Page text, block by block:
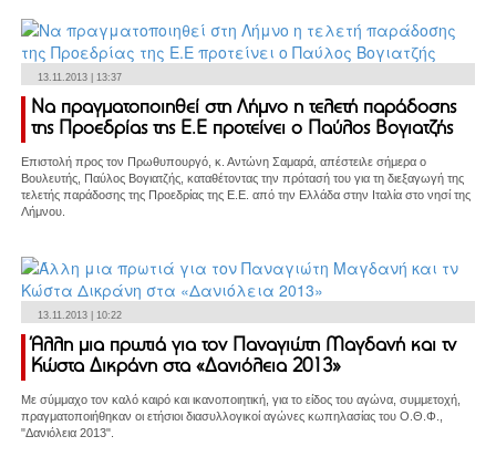
13.11.2013 | 13:37
Να πραγματοποιηθεί στη Λήμνο η τελετή παράδοσης
της Προεδρίας της Ε.Ε προτείνει ο Παύλος Βογιατζής
Επιστολή προς τον Πρωθυπουργό, κ. Αντώνη Σαμαρά, απέστειλε σήμερα ο
Βουλευτής, Παύλος Βογιατζής, καταθέτοντας την πρότασή του για τη διεξαγωγή της
τελετής παράδοσης της Προεδρίας της Ε.Ε. από την Ελλάδα στην Ιταλία στο νησί της
Λήμνου.
13.11.2013 | 10:22
Άλλη μια πρωτιά για τον Παναγιώτη Μαγδανή και τν
Κώστα Δικράνη στα «Δανιόλεια 2013»
Με σύμμαχο τον καλό καιρό και ικανοποιητική, για το είδος του αγώνα, συμμετοχή,
πραγματοποιήθηκαν οι ετήσιοι διασυλλογικοί αγώνες κωπηλασίας του Ο.Θ.Φ.,
"Δανιόλεια 2013".